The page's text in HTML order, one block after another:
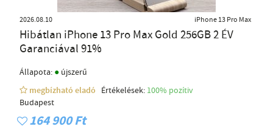
2026.08.10 iPhone 13 Pro Max
Hibátlan iPhone 13 Pro Max Gold 256GB 2 ÉV
Garanciával 91%
Állapota: ● újszerű
megbízható eladó
Értékelések: 100% pozítiv
Budapest
164 900 Ft